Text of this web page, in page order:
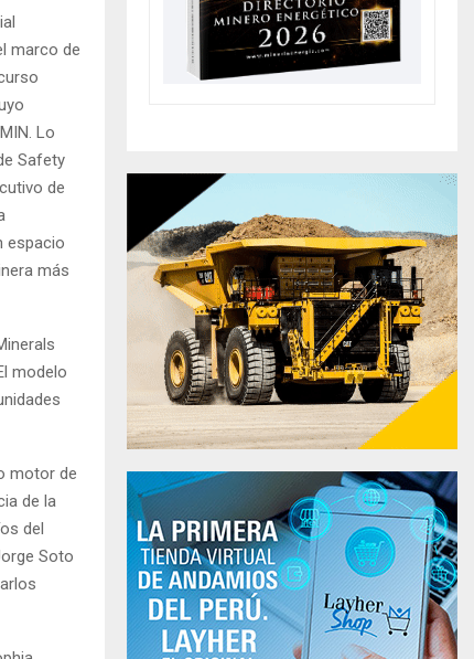
marco de
Lo
Safety
de
espacio
más
modelo
motor de
de la
del
Soto